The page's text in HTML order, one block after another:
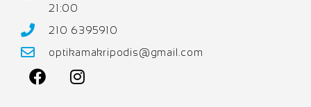
21:00
210 6395910
optikamakripodis@gmail.com